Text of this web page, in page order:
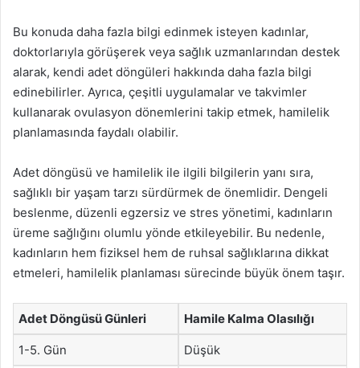
Bu konuda daha fazla bilgi edinmek isteyen kadınlar,
doktorlarıyla görüşerek veya sağlık uzmanlarından destek
alarak, kendi adet döngüleri hakkında daha fazla bilgi
edinebilirler. Ayrıca, çeşitli uygulamalar ve takvimler
kullanarak ovulasyon dönemlerini takip etmek, hamilelik
planlamasında faydalı olabilir.
Adet döngüsü ve hamilelik ile ilgili bilgilerin yanı sıra,
sağlıklı bir yaşam tarzı sürdürmek de önemlidir. Dengeli
beslenme, düzenli egzersiz ve stres yönetimi, kadınların
üreme sağlığını olumlu yönde etkileyebilir. Bu nedenle,
kadınların hem fiziksel hem de ruhsal sağlıklarına dikkat
etmeleri, hamilelik planlaması sürecinde büyük önem taşır.
Adet Döngüsü Günleri Hamile Kalma Olasılığı
1-5. Gün Düşük